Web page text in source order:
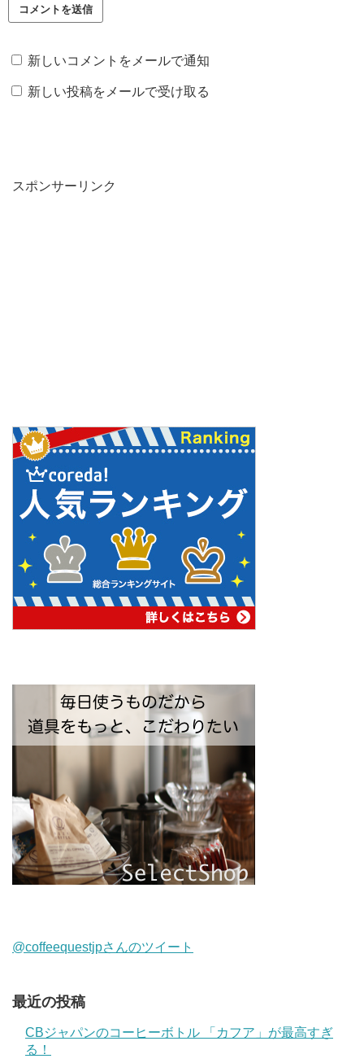
新しいコメントをメールで通知
新しい投稿をメールで受け取る
スポンサーリンク
@coffeequestjpさんのツイート
最近の投稿
CBジャパンのコーヒーボトル 「カフア」が最高すぎ
る！